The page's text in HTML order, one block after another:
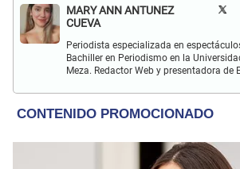
MARY ANN ANTUNEZ
CUEVA
Periodista especializada en
Bachiller en Periodismo en la
Meza. Redactor Web y presentadora de
y espectáculos internacional.